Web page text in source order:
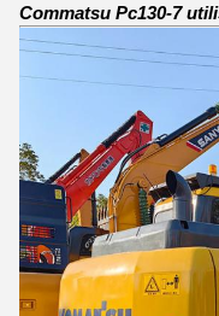
Commatsu Pc130-7